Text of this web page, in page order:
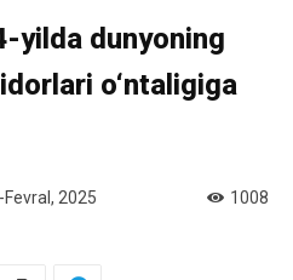
yilda dunyoning
o‘ntaligiga
Fevral, 2025 1008